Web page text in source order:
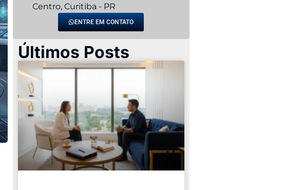
Centro, Curitiba - PR
ENTRE EM CONTATO
Últimos Posts